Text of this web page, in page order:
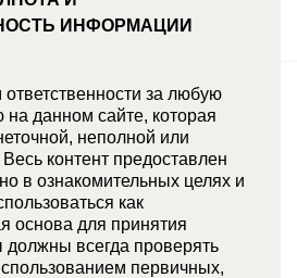
ИНФОРМАЦИИ
за любую
данном сайте, которая
неполной или
контент предоставлен
в ознакомительных целях и
как
основа для принятия
всегда проверять
первичных,